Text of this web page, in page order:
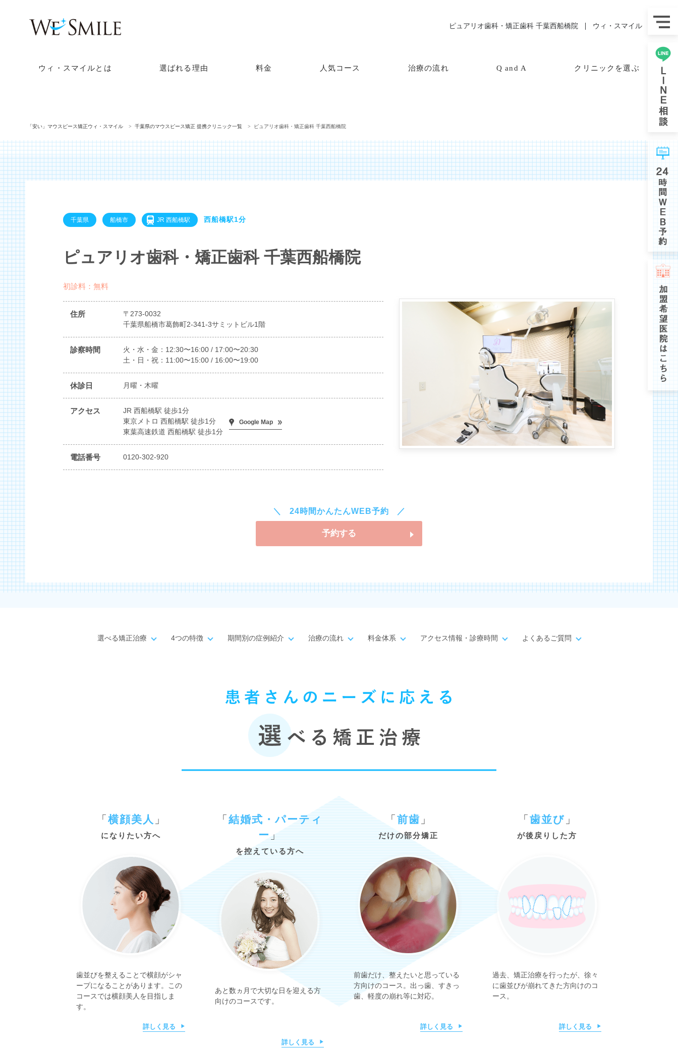
ピュアリオ歯科・矯正歯科 千葉西船橋院 ウィ・スマイル
ウィ・スマイルとは 選ばれる理由 料金 人気コース 治療の流れ Q and A クリニックを選ぶ
「安い」マウスピース矯正ウィ・スマイル 千葉県のマウスピース矯正 提携クリニック一覧 ピュアリオ歯科・矯正歯科 千葉西船橋院
千葉県 船橋市 JR 西船橋駅 西船橋駅1分
ピュアリオ歯科・矯正歯科 千葉西船橋院
初診料：無料
住所
〒273-0032
千葉県船橋市葛飾町2-341-3サミットビル1階
診察時間
火・水・金：12:30〜16:00 / 17:00〜20:30
土・日・祝：11:00〜15:00 / 16:00〜19:00
休診日 月曜・木曜
アクセス
JR 西船橋駅 徒歩1分
東京メトロ 西船橋駅 徒歩1分
東葉高速鉄道 西船橋駅 徒歩1分
Google Map
電話番号 0120-302-920
24時間かんたんWEB予約
予約する
選べる矯正治療 4つの特徴 期間別の症例紹介 治療の流れ 料金体系 アクセス情報・診療時間 よくあるご質問
「 横顔美人 」
になりたい方へ
歯並びを整えることで横顔がシャ
ープになることがあります。この
コースでは横顔美人を目指しま
す。
詳しく見る
「 結婚式・パーティ
ー 」
を控えている方へ
あと数ヵ月で大切な日を迎える方
向けのコースです。
詳しく見る
「 前歯 」
だけの部分矯正
前歯だけ、整えたいと思っている
方向けのコース。出っ歯、すきっ
歯、軽度の崩れ等に対応。
詳しく見る
「 歯並び 」
が後戻りした方
過去、矯正治療を行ったが、徐々
に歯並びが崩れてきた方向けのコ
ース。
詳しく見る